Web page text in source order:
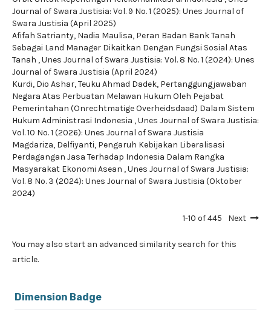
Journal of Swara Justisia: Vol. 9 No. 1 (2025): Unes Journal of
Swara Justisia (April 2025)
Afifah Satrianty, Nadia Maulisa, Peran Badan Bank Tanah
Sebagai Land Manager Dikaitkan Dengan Fungsi Sosial Atas
Tanah ,Unes Journal of Swara Justisia: Vol. 8 No. 1 (2024): Unes
Journal of Swara Justisia (April 2024)
Kurdi, Dio Ashar, Teuku Ahmad Dadek, Pertanggungjawaban
Negara Atas Perbuatan Melawan Hukum Oleh Pejabat
Pemerintahan (Onrechtmatige Overheidsdaad) Dalam Sistem
Hukum Administrasi Indonesia ,Unes Journal of Swara Justisia:
Vol. 10 No. 1 (2026): Unes Journal of Swara Justisia
Magdariza, Delfiyanti, Pengaruh Kebijakan Liberalisasi
Perdagangan Jasa Terhadap Indonesia Dalam Rangka
Masyarakat Ekonomi Asean ,Unes Journal of Swara Justisia:
Vol. 8 No. 3 (2024): Unes Journal of Swara Justisia (Oktober
2024)
1-10 of 445 Next
You may also start an advanced similarity search for this
article.
Dimension Badge